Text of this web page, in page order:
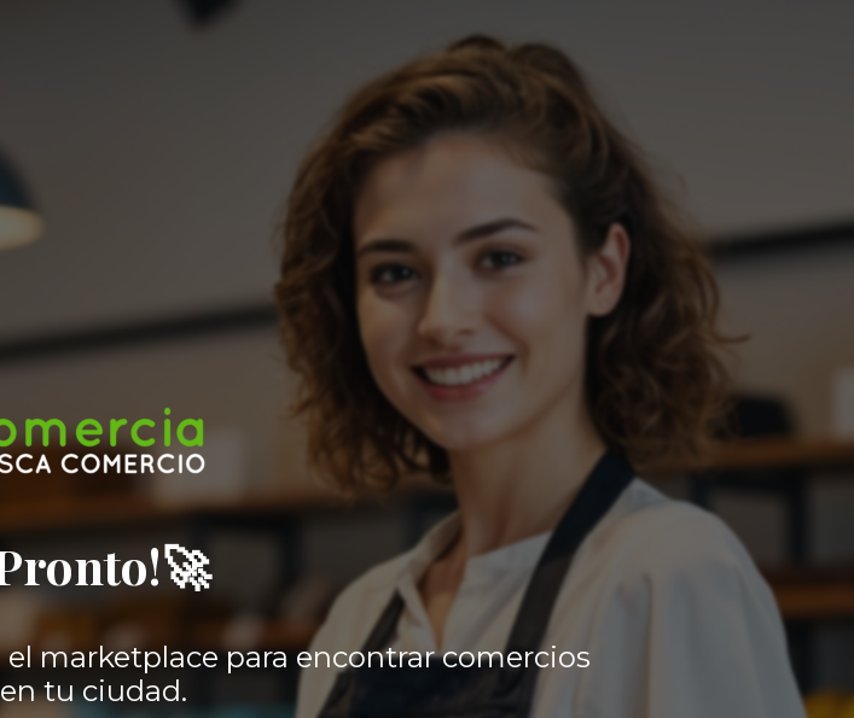
marketplace para encontrar comercios
tu ciudad.